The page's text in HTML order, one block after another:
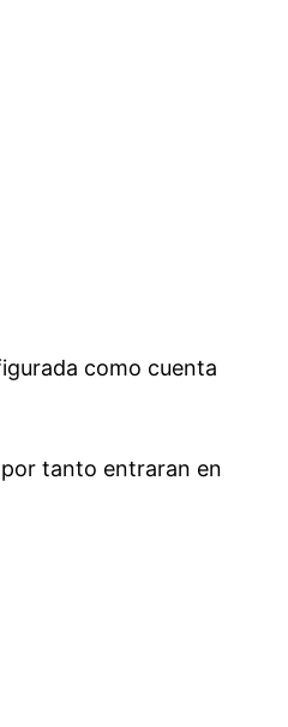
como cuenta
tanto entraran en